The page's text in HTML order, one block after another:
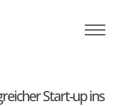
Start-up ins